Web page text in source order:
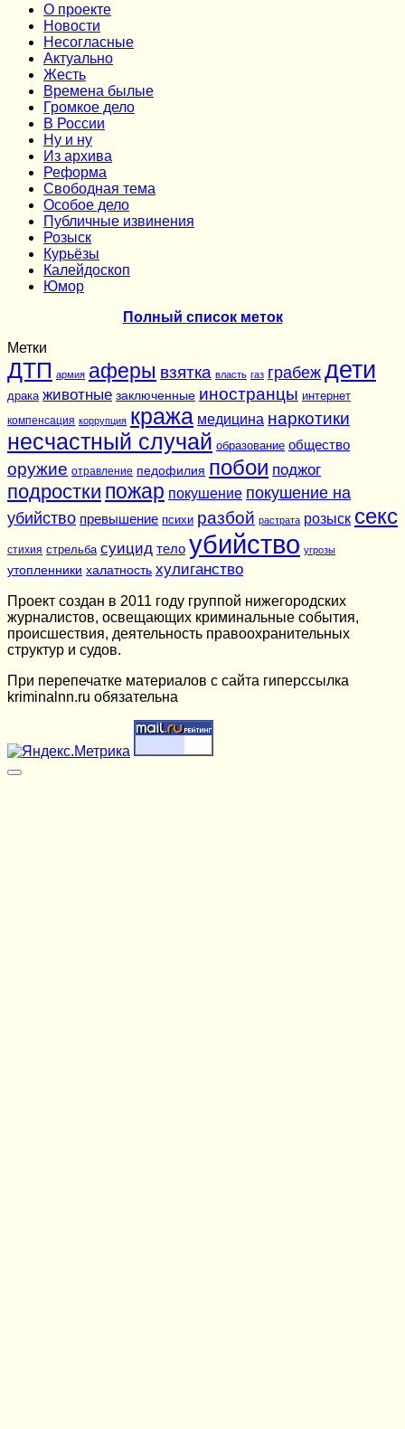
О проекте
Новости
Несогласные
Актуально
Жесть
Времена былые
Громкое дело
В России
Ну и ну
Из архива
Реформа
Cвободная тема
Особое дело
Публичные извинения
Розыск
Курьёзы
Калейдоскоп
Юмор
Полный список меток
Метки
ДТП армия аферы взятка власть газ грабеж дети
драка животные заключенные иностранцы интернет
компенсация коррупция кража медицина наркотики
несчастный случай образование общество
оружие отравление педофилия побои поджог
подростки пожар покушение покушение на
убийство превышение психи разбой растрата розыск секс
стихия стрельба суицид тело убийство угрозы
утопленники халатность хулиганство
Проект создан в 2011 году группой нижегородских
журналистов, освещающих криминальные события,
происшествия, деятельность правоохранительных
структур и судов.
При перепечатке материалов c сайта гиперссылка
kriminalnn.ru обязательна